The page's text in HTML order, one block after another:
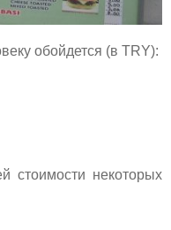
обойдется (в TRY):
стоимости некоторых